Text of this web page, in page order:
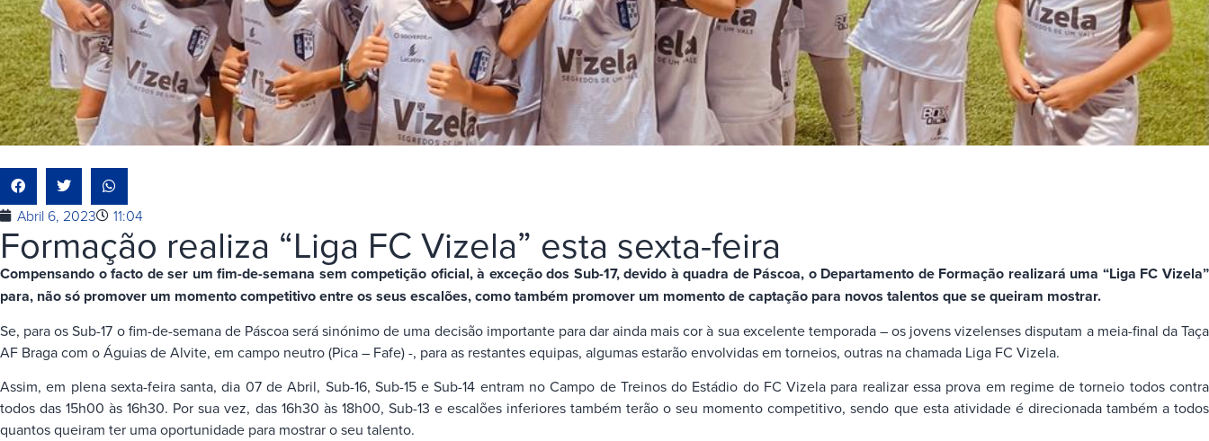
Abril 6, 2023 11:04
Formação realiza “Liga FC Vizela” esta sexta-feira
Compensando o facto de ser um fim-de-semana sem competição oficial, à exceção dos Sub-17, devido à quadra de Páscoa, o Departamento de Formação realizará uma “Liga FC Vizela”
para, não só promover um momento competitivo entre os seus escalões, como também promover um momento de captação para novos talentos que se queiram mostrar.
Se, para os Sub-17 o fim-de-semana de Páscoa será sinónimo de uma decisão importante para dar ainda mais cor à sua excelente temporada – os jovens vizelenses disputam a meia-final da Taça
AF Braga com o Águias de Alvite, em campo neutro (Pica – Fafe) -, para as restantes equipas, algumas estarão envolvidas em torneios, outras na chamada Liga FC Vizela.
Assim, em plena sexta-feira santa, dia 07 de Abril, Sub-16, Sub-15 e Sub-14 entram no Campo de Treinos do Estádio do FC Vizela para realizar essa prova em regime de torneio todos contra
todos das 15h00 às 16h30. Por sua vez, das 16h30 às 18h00, Sub-13 e escalões inferiores também terão o seu momento competitivo, sendo que esta atividade é direcionada também a todos
quantos queiram ter uma oportunidade para mostrar o seu talento.